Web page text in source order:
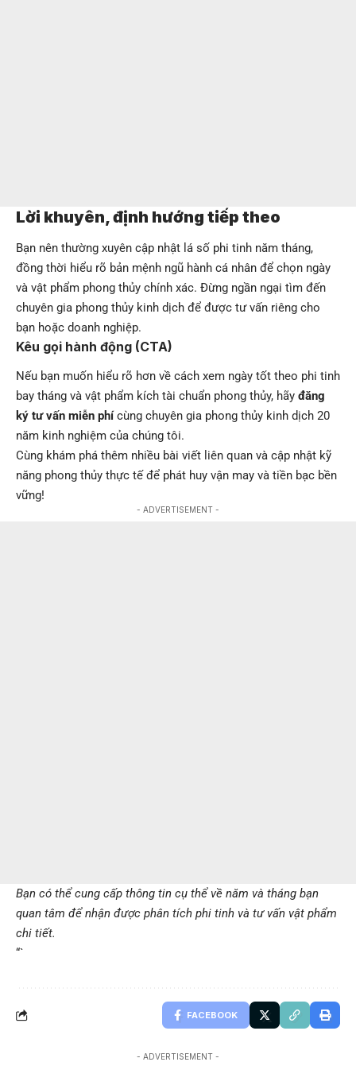
Lời khuyên, định hướng tiếp theo
Bạn nên thường xuyên cập nhật lá số phi tinh năm tháng,
đồng thời hiểu rõ bản mệnh ngũ hành cá nhân để chọn ngày
và vật phẩm phong thủy chính xác. Đừng ngần ngại tìm đến
chuyên gia phong thủy kinh dịch để được tư vấn riêng cho
bạn hoặc doanh nghiệp.
Kêu gọi hành động (CTA)
Nếu bạn muốn hiểu rõ hơn về cách xem ngày tốt theo phi tinh
bay tháng và vật phẩm kích tài chuẩn phong thủy, hãy đăng
ký tư vấn miễn phícùng chuyên gia phong thủy kinh dịch 20
năm kinh nghiệm của chúng tôi.
Cùng khám phá thêm nhiều bài viết liên quan và cập nhật kỹ
năng phong thủy thực tế để phát huy vận may và tiền bạc bền
vững!
- ADVERTISEMENT -
Bạn có thể cung cấp thông tin cụ thể về năm và tháng bạn
quan tâm để nhận được phân tích phi tinh và tư vấn vật phẩm
chi tiết.
“`
FACEBOOK
- ADVERTISEMENT -